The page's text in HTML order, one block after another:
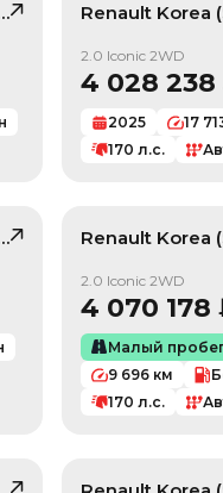
, лот
Renault Korea
2.0 Iconic 2WD
4 028 238
2025 17
170 л.с.
, лот
Renault Korea
2.0 Iconic 2WD
4 070 178
Малый
9 696км
170 л.с.